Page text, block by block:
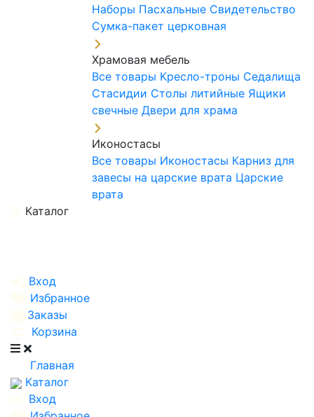
Наборы Пасхальные Свидетельство
Сумка-пакет церковная
Храмовая мебель
Все товары Кресло-троны Седалища
Стасидии Столы литийные Ящики
свечные Двери для храма
Иконостасы
Все товары Иконостасы Карниз для
завесы на царские врата Царские
врата
Каталог
Вход
Избранное
Заказы
Корзина
Главная
Каталог
Вход